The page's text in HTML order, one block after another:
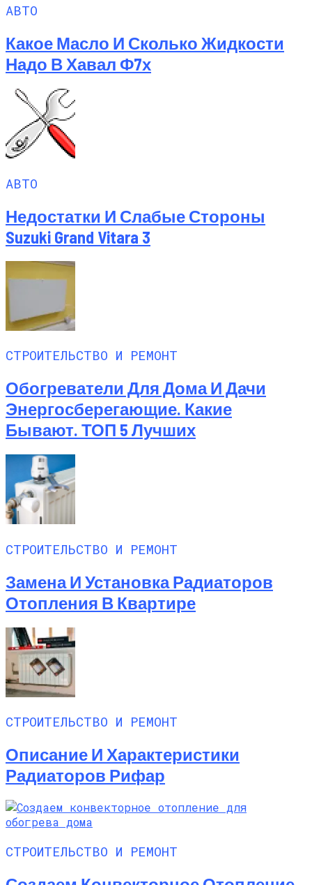
АВТО
Какое Масло И Сколько Жидкости
Надо В Хавал Ф7х
АВТО
Недостатки И Слабые Стороны
Suzuki Grand Vitara 3
СТРОИТЕЛЬСТВО И РЕМОНТ
Обогреватели Для Дома И Дачи
Энергосберегающие. Какие
Бывают. ТОП 5 Лучших
СТРОИТЕЛЬСТВО И РЕМОНТ
Замена И Установка Радиаторов
Отопления В Квартире
СТРОИТЕЛЬСТВО И РЕМОНТ
Описание И Характеристики
Радиаторов Рифар
СТРОИТЕЛЬСТВО И РЕМОНТ